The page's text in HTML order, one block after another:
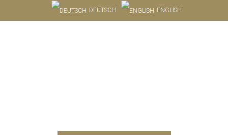
DEUTSCH ENGLISH